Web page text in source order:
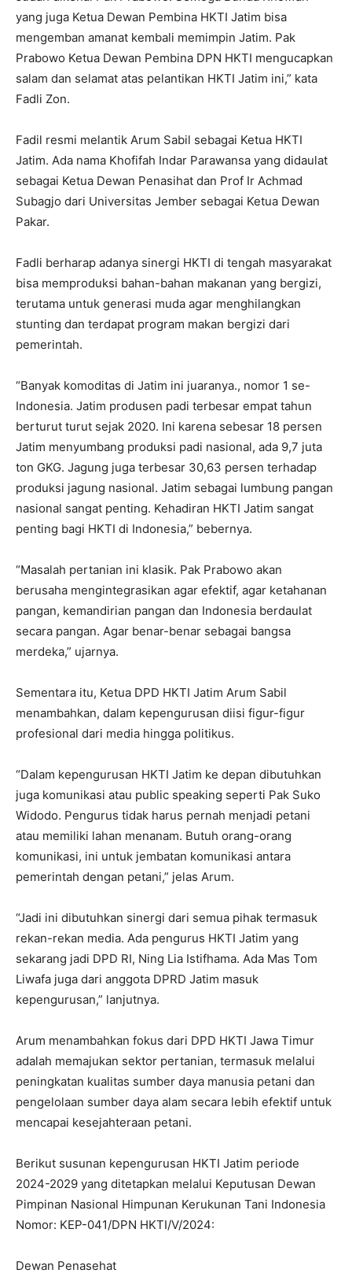
yang juga Ketua Dewan Pembina HKTI Jatim bisa
mengemban amanat kembali memimpin Jatim. Pak
Prabowo Ketua Dewan Pembina DPN HKTI mengucapkan
salam dan selamat atas pelantikan HKTI Jatim ini,” kata
Fadli Zon.
Fadil resmi melantik Arum Sabil sebagai Ketua HKTI
Jatim. Ada nama Khofifah Indar Parawansa yang didaulat
sebagai Ketua Dewan Penasihat dan Prof Ir Achmad
Subagjo dari Universitas Jember sebagai Ketua Dewan
Pakar.
Fadli berharap adanya sinergi HKTI di tengah masyarakat
bisa memproduksi bahan-bahan makanan yang bergizi,
terutama untuk generasi muda agar menghilangkan
stunting dan terdapat program makan bergizi dari
pemerintah.
“Banyak komoditas di Jatim ini juaranya., nomor 1 se-
Indonesia. Jatim produsen padi terbesar empat tahun
berturut turut sejak 2020. Ini karena sebesar 18 persen
Jatim menyumbang produksi padi nasional, ada 9,7 juta
ton GKG. Jagung juga terbesar 30,63 persen terhadap
produksi jagung nasional. Jatim sebagai lumbung pangan
nasional sangat penting. Kehadiran HKTI Jatim sangat
penting bagi HKTI di Indonesia,” bebernya.
“Masalah pertanian ini klasik. Pak Prabowo akan
berusaha mengintegrasikan agar efektif, agar ketahanan
pangan, kemandirian pangan dan Indonesia berdaulat
secara pangan. Agar benar-benar sebagai bangsa
merdeka,” ujarnya.
Sementara itu, Ketua DPD HKTI Jatim Arum Sabil
menambahkan, dalam kepengurusan diisi figur-figur
profesional dari media hingga politikus.
“Dalam kepengurusan HKTI Jatim ke depan dibutuhkan
juga komunikasi atau public speaking seperti Pak Suko
Widodo. Pengurus tidak harus pernah menjadi petani
atau memiliki lahan menanam. Butuh orang-orang
komunikasi, ini untuk jembatan komunikasi antara
pemerintah dengan petani,” jelas Arum.
“Jadi ini dibutuhkan sinergi dari semua pihak termasuk
rekan-rekan media. Ada pengurus HKTI Jatim yang
sekarang jadi DPD RI, Ning Lia Istifhama. Ada Mas Tom
Liwafa juga dari anggota DPRD Jatim masuk
kepengurusan,” lanjutnya.
Arum menambahkan fokus dari DPD HKTI Jawa Timur
adalah memajukan sektor pertanian, termasuk melalui
peningkatan kualitas sumber daya manusia petani dan
pengelolaan sumber daya alam secara lebih efektif untuk
mencapai kesejahteraan petani.
Berikut susunan kepengurusan HKTI Jatim periode
2024-2029 yang ditetapkan melalui Keputusan Dewan
Pimpinan Nasional Himpunan Kerukunan Tani Indonesia
Nomor: KEP-041/DPN HKTI/V/2024:
Dewan Penasehat